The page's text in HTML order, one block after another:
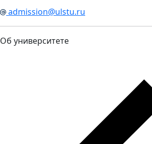
admission@ulstu.ru
Об университете